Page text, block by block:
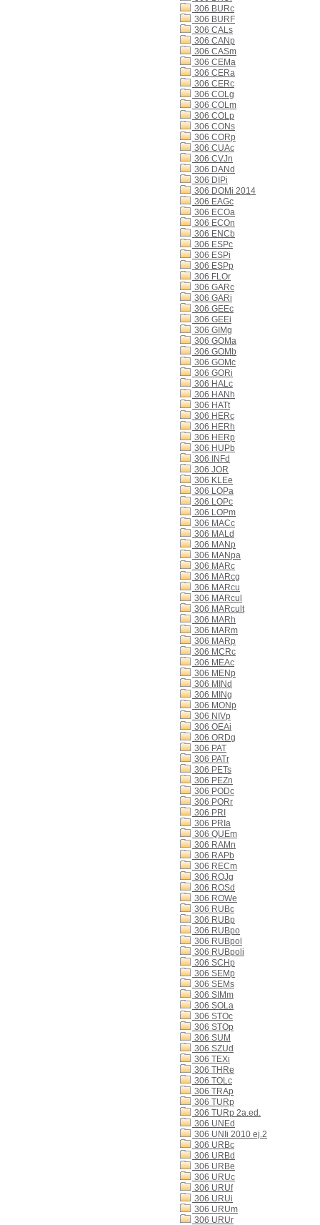
306 BURc
306 BURF
306 CALs
306 CANp
306 CASm
306 CEMa
306 CERa
306 CERc
306 COLg
306 COLm
306 COLp
306 CONs
306 CORp
306 CUAc
306 CVJn
306 DANd
306 DIPi
306 DOMi 2014
306 EAGc
306 ECOa
306 ECOn
306 ENCb
306 ESPc
306 ESPi
306 ESPp
306 FLOr
306 GARc
306 GARi
306 GEEc
306 GEEi
306 GIMg
306 GOMa
306 GOMb
306 GOMc
306 GORi
306 HALc
306 HANh
306 HATt
306 HERc
306 HERh
306 HERp
306 HUPb
306 INFd
306 JOR
306 KLEe
306 LOPa
306 LOPc
306 LOPm
306 MACc
306 MALd
306 MANp
306 MANpa
306 MARc
306 MARcg
306 MARcu
306 MARcul
306 MARcult
306 MARh
306 MARm
306 MARp
306 MCRc
306 MEAc
306 MENp
306 MINd
306 MINg
306 MONp
306 NIVp
306 OEAi
306 ORDg
306 PAT
306 PATr
306 PETs
306 PEZn
306 PODc
306 PORr
306 PRI
306 PRIa
306 QUEm
306 RAMn
306 RAPb
306 RECm
306 ROJg
306 ROSd
306 ROWe
306 RUBc
306 RUBp
306 RUBpo
306 RUBpol
306 RUBpoli
306 SCHp
306 SEMp
306 SEMs
306 SIMm
306 SOLa
306 STOc
306 STOp
306 SUM
306 SZUd
306 TEXi
306 THRe
306 TOLc
306 TRAp
306 TURp
306 TURp 2a.ed.
306 UNEd
306 UNIi 2010 ej.2
306 URBc
306 URBd
306 URBe
306 URUc
306 URUf
306 URUi
306 URUm
306 URUr